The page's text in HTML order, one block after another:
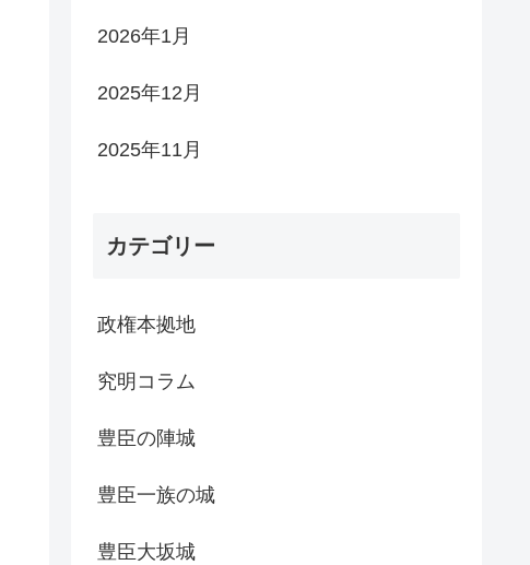
2026年1月
2025年12月
2025年11月
カテゴリー
政権本拠地
究明コラム
豊臣の陣城
豊臣一族の城
豊臣大坂城